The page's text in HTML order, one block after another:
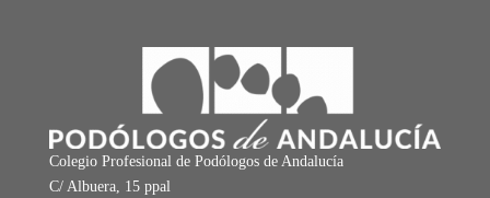
Colegio Profesional de Podólogos de Andalucía
C/ Albuera, 15 ppal